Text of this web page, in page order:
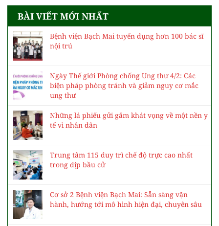
BÀI VIẾT MỚI NHẤT
Bệnh viện Bạch Mai tuyển dụng hơn 100 bác sĩ
nội trú
Ngày Thế giới Phòng chống Ung thư 4/2: Các
biện pháp phòng tránh và giảm nguy cơ mắc
ung thư
Những lá phiếu gửi gắm khát vọng về một nền y
tế vì nhân dân
Trung tâm 115 duy trì chế độ trực cao nhất
trong dịp bầu cử
Cơ sở 2 Bệnh viện Bạch Mai: Sẵn sàng vận
hành, hướng tới mô hình hiện đại, chuyên sâu